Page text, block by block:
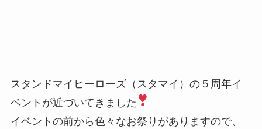
スタンドマイヒーローズ（スタマイ）の５周年イ
ベントが近づいてきました
イベントの前から色々なお祭りがありますので、